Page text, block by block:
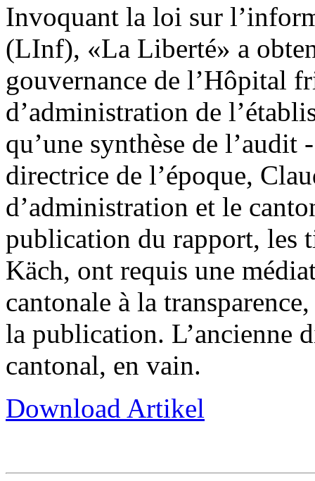
Invoquant la loi sur
(LInf), «La Liberté» a
gouvernance de l’Hôpital
d’administration de
qu’une synthèse de
directrice de l’époque,
d’administration et le
publication du rapport, les
Käch, ont requis une
cantonale à la
la publication. L’ancienne
cantonal, en vain.
Download Artikel